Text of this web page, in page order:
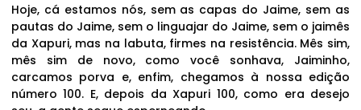
Hoje, cá estamos nós, sem as capas do Jaime, sem as
pautas do Jaime, sem o linguajar do Jaime, sem o jaimês
da Xapuri, mas na labuta, firmes na resistência. Mês sim,
mês sim de novo, como você sonhava, Jaiminho,
carcamos porva e, enfim, chegamos à nossa edição
número 100. E, depois da Xapuri 100, como era desejo